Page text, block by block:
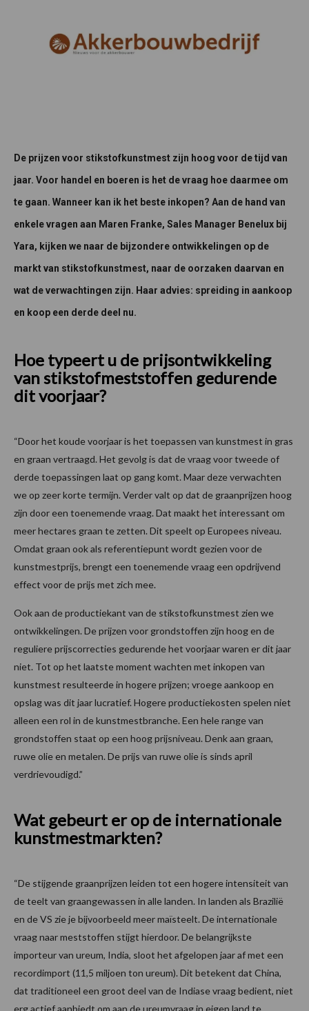
De prijzen voor stikstofkunstmest zijn hoog voor de tijd van
jaar. Voor handel en boeren is het de vraag hoe daarmee om
te gaan. Wanneer kan ik het beste inkopen? Aan de hand van
enkele vragen aan Maren Franke, Sales Manager Benelux bij
Yara, kijken we naar de bijzondere ontwikkelingen op de
markt van stikstofkunstmest, naar de oorzaken daarvan en
wat de verwachtingen zijn. Haar advies: spreiding in aankoop
en koop een derde deel nu.
Hoe typeert u de prijsontwikkeling
van stikstofmeststoffen gedurende
dit voorjaar?
“Door het koude voorjaar is het toepassen van kunstmest in gras
en graan vertraagd. Het gevolg is dat de vraag voor tweede of
derde toepassingen laat op gang komt. Maar deze verwachten
we op zeer korte termijn. Verder valt op dat de graanprijzen hoog
zijn door een toenemende vraag. Dat maakt het interessant om
meer hectares graan te zetten. Dit speelt op Europees niveau.
Omdat graan ook als referentiepunt wordt gezien voor de
kunstmestprijs, brengt een toenemende vraag een opdrijvend
effect voor de prijs met zich mee.
Ook aan de productiekant van de stikstofkunstmest zien we
ontwikkelingen. De prijzen voor grondstoffen zijn hoog en de
reguliere prijscorrecties gedurende het voorjaar waren er dit jaar
niet. Tot op het laatste moment wachten met inkopen van
kunstmest resulteerde in hogere prijzen; vroege aankoop en
opslag was dit jaar lucratief. Hogere productiekosten spelen niet
alleen een rol in de kunstmestbranche. Een hele range van
grondstoffen staat op een hoog prijsniveau. Denk aan graan,
ruwe olie en metalen. De prijs van ruwe olie is sinds april
verdrievoudigd.”
Wat gebeurt er op de internationale
kunstmestmarkten?
“De stijgende graanprijzen leiden tot een hogere intensiteit van
de teelt van graangewassen in alle landen. In landen als Brazilië
en de VS zie je bijvoorbeeld meer maïsteelt. De internationale
vraag naar meststoffen stijgt hierdoor. De belangrijkste
importeur van ureum, India, sloot het afgelopen jaar af met een
recordimport (11,5 miljoen ton ureum). Dit betekent dat China,
dat traditioneel een groot deel van de Indiase vraag bedient, niet